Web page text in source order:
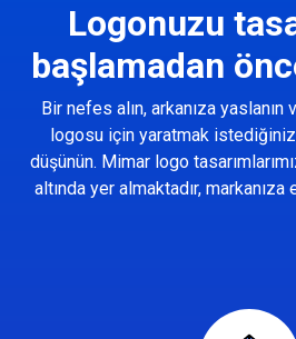
Logonuzu
başlamadan
Bir nefes alın, arkanıza yaslanın
logosu için yaratmak istediğiniz
düşünün. Mimar logo
altında yer almaktadır,